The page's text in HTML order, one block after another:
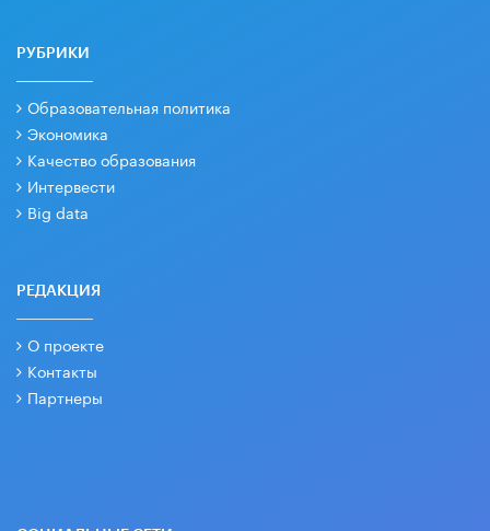
РУБРИКИ
Образовательная политика
Экономика
Качество образования
Интервести
Big data
РЕДАКЦИЯ
О проекте
Контакты
Партнеры